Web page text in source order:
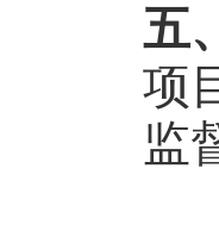
五
项目
监督